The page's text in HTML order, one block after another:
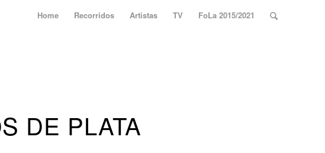
Home Recorridos Artistas TV FoLa 2015/2021
DE PLATA